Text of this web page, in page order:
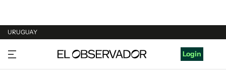
URUGUAY
URUGUAY
ARGENTINA
Login